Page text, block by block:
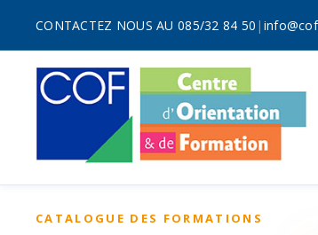
CONTACTEZ NOUS AU 085/32 84 50 |
CATALOGUE DES FORMATIONS